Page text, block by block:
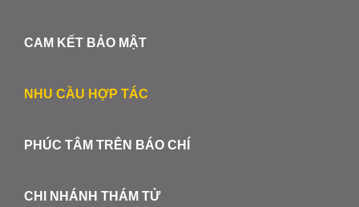
CAM KẾT BẢO MẬT
NHU CẦU HỢP TÁC
PHÚC TÂM TRÊN BÁO CHÍ
CHI NHÁNH THÁM TỬ